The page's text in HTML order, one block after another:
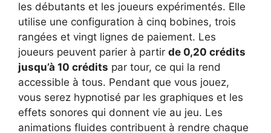
les débutants et les joueurs expérimentés. Elle
utilise une configuration à cinq bobines, trois
rangées et vingt lignes de paiement. Les
joueurs peuvent parier à partir de 0,20 crédits
jusqu’à 10 crédits par tour, ce qui la rend
accessible à tous. Pendant que vous jouez,
vous serez hypnotisé par les graphiques et les
effets sonores qui donnent vie au jeu. Les
animations fluides contribuent à rendre chaque